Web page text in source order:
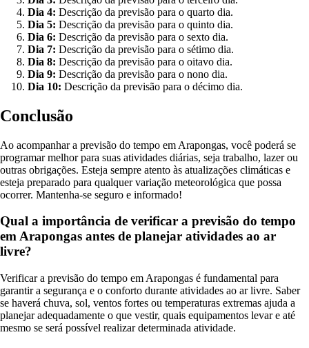
Dia 4: Descrição da previsão para o quarto dia.
Dia 5: Descrição da previsão para o quinto dia.
Dia 6: Descrição da previsão para o sexto dia.
Dia 7: Descrição da previsão para o sétimo dia.
Dia 8: Descrição da previsão para o oitavo dia.
Dia 9: Descrição da previsão para o nono dia.
Dia 10: Descrição da previsão para o décimo dia.
Conclusão
Ao acompanhar a previsão do tempo em Arapongas, você poderá se
programar melhor para suas atividades diárias, seja trabalho, lazer ou
outras obrigações. Esteja sempre atento às atualizações climáticas e
esteja preparado para qualquer variação meteorológica que possa
ocorrer. Mantenha-se seguro e informado!
Qual a importância de verificar a previsão do tempo
em Arapongas antes de planejar atividades ao ar
livre?
Verificar a previsão do tempo em Arapongas é fundamental para
garantir a segurança e o conforto durante atividades ao ar livre. Saber
se haverá chuva, sol, ventos fortes ou temperaturas extremas ajuda a
planejar adequadamente o que vestir, quais equipamentos levar e até
mesmo se será possível realizar determinada atividade.